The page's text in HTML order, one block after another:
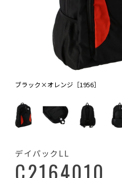
ブラック×オレンジ［1956］
デイパックLL